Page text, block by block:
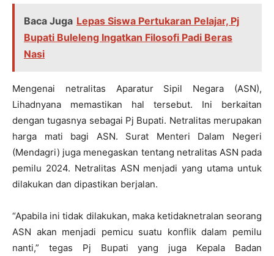
Baca Juga Lepas Siswa Pertukaran Pelajar, Pj
Bupati Buleleng Ingatkan Filosofi Padi Beras
Nasi
Mengenai netralitas Aparatur Sipil Negara (ASN),
Lihadnyana memastikan hal tersebut. Ini berkaitan
dengan tugasnya sebagai Pj Bupati. Netralitas merupakan
harga mati bagi ASN. Surat Menteri Dalam Negeri
(Mendagri) juga menegaskan tentang netralitas ASN pada
pemilu 2024. Netralitas ASN menjadi yang utama untuk
dilakukan dan dipastikan berjalan.
“Apabila ini tidak dilakukan, maka ketidaknetralan seorang
ASN akan menjadi pemicu suatu konflik dalam pemilu
nanti,” tegas Pj Bupati yang juga Kepala Badan